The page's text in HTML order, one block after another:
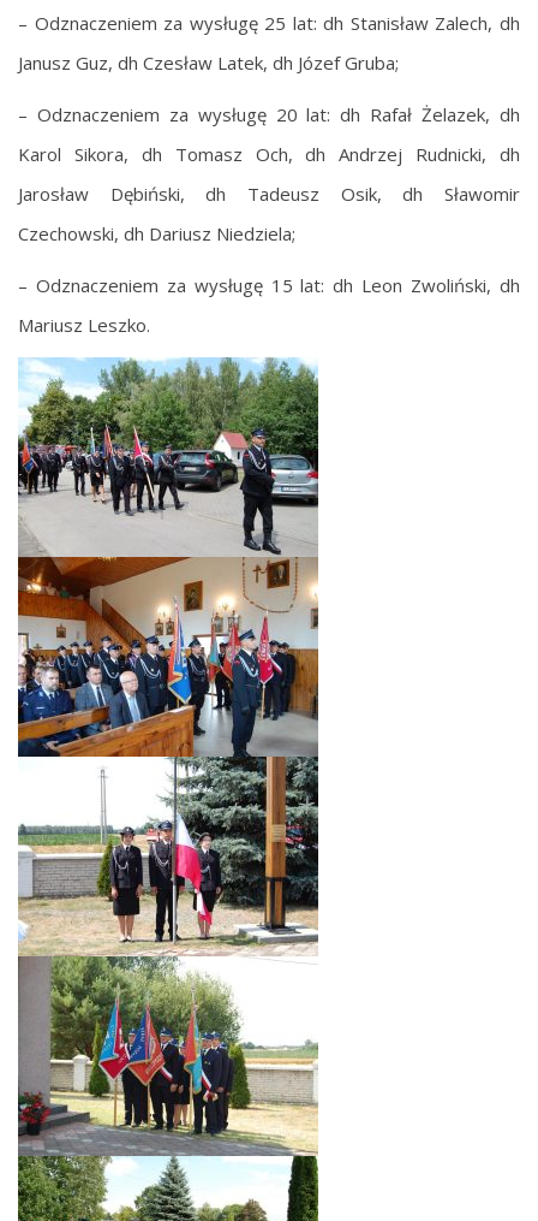
– Odznaczeniem za wysługę 25 lat: dh Stanisław Zalech, dh
Janusz Guz, dh Czesław Latek, dh Józef Gruba;
– Odznaczeniem za wysługę 20 lat: dh Rafał Żelazek, dh
Karol Sikora, dh Tomasz Och, dh Andrzej Rudnicki, dh
Jarosław Dębiński, dh Tadeusz Osik, dh Sławomir
Czechowski, dh Dariusz Niedziela;
– Odznaczeniem za wysługę 15 lat: dh Leon Zwoliński, dh
Mariusz Leszko.